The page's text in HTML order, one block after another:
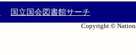
国立国会図書館サーチ
Copyright ©